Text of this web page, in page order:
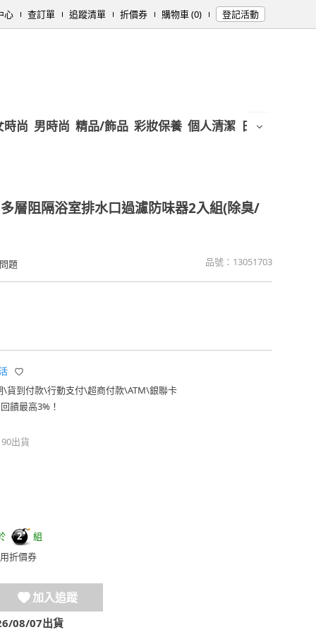
心 查訂單 追蹤清單 折價券 購物車 (0) 登記活動
時尚 男時尚 精品/飾品 彩妝保養 個人清潔 日用/紙品
層阻隔浴室排水口過濾防味器2入組(除臭/
題 品號： 13051703
\貨到付款\行動支付\超商付款\ATM\銀聯卡
饋最高3%！
出貨
2
組
折價券
加入追蹤
08/07出貨